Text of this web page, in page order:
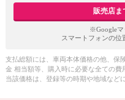
販売店ま
※Googleマ
スマートフォンの位
支払総額には、車両本体価格の他、保
金 相当額等、購入時に必要な全ての費
当該価格は、登録等の時期や地域など